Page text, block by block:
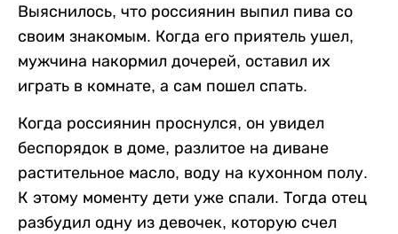
Выяснилось, что россиянин выпил пива со
своим знакомым. Когда его приятель ушел,
мужчина накормил дочерей, оставил их
играть в комнате, а сам пошел спать.
Когда россиянин проснулся, он увидел
беспорядок в доме, разлитое на диване
растительное масло, воду на кухонном полу.
К этому моменту дети уже спали. Тогда отец
разбудил одну из девочек, которую счел